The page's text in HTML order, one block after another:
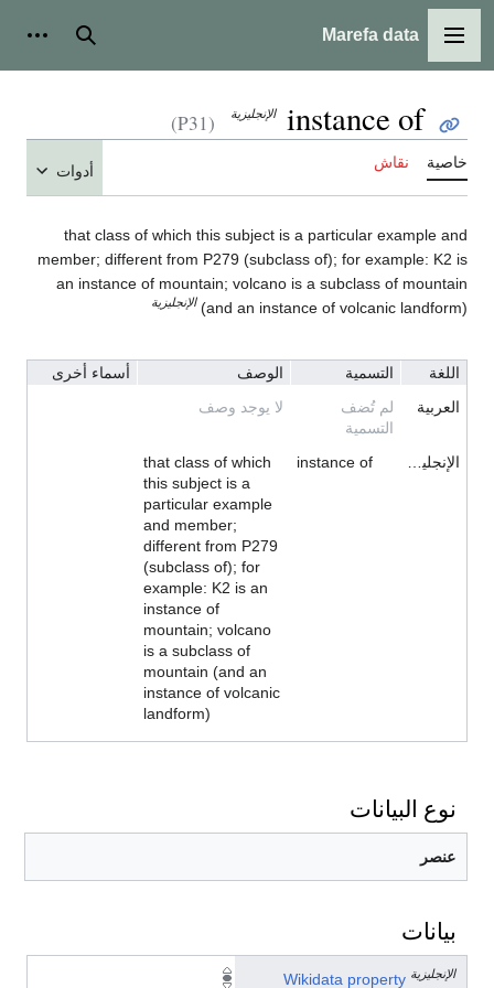
القائمة الرئيسية
Marefa data بحث
instance of الإنجليزية (P31)
خاصية نقاش أدوات
that class of which this subject is a particular example and
member; different from P279 (subclass of); for example: K2 is
an instance of mountain; volcano is a subclass of mountain
(and an instance of volcanic landform) الإنجليزية
اللغة التسمية الوصف
أسماء أخرى
العربية
لم تُضف
التسمية
لا يوجد وصف
الإنجليزية instance of
that class of which
this subject is a
particular example
and member;
different from P279
(subclass of); for
example: K2 is an
instance of
mountain; volcano
is a subclass of
mountain (and an
instance of volcanic
landform)
نوع البيانات
عنصر
بيانات
Wikidata property الإنجليزية